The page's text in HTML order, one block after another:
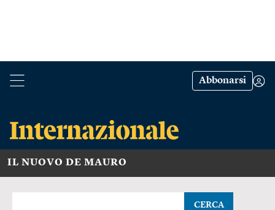
Abbonarsi
IL NUOVO DE MAURO
CERCA